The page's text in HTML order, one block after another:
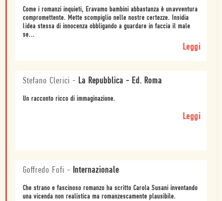
Come i romanzi inquieti, Eravamo bambini abbastanza è unavventura
compromettente. Mette scompiglio nelle nostre certezze. Insidia
lidea stessa di innocenza obbligando a guardare in faccia il male
se...
Leggi
Stefano Clerici - La Repubblica - Ed. Roma
Un racconto ricco di immaginazione.
Leggi
Goffredo Fofi - Internazionale
Che strano e fascinoso romanzo ha scritto Carola Susani inventando
una vicenda non realistica ma romanzescamente plausibile.